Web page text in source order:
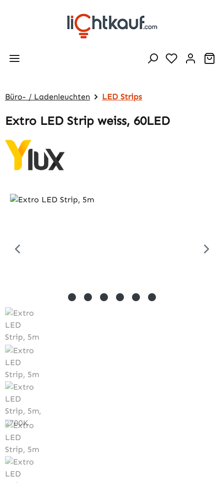
Zum Hauptinhalt springen
Büro- / Ladenleuchten LED Strips
Extro LED Strip weiss, 60LED
Bildergalerie überspringen